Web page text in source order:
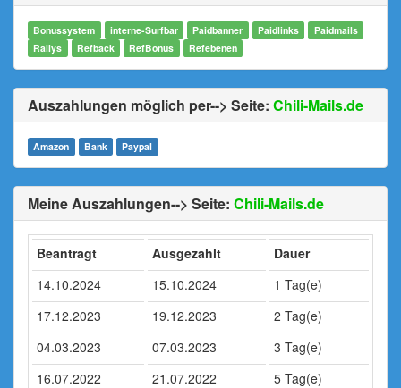
Bonussystem interne-Surfbar Paidbanner Paidlinks
Paidmails
Rallys
Refback RefBonus Refebenen
Auszahlungen möglich per--> Seite: Chili-Mails.de
Amazon Bank Paypal
Meine Auszahlungen--> Seite: Chili-Mails.de
Beantragt Ausgezahlt
Dauer
14.10.2024
15.10.2024
1 Tag(e)
17.12.2023
19.12.2023
2 Tag(e)
04.03.2023
07.03.2023
3 Tag(e)
16.07.2022
21.07.2022
5 Tag(e)